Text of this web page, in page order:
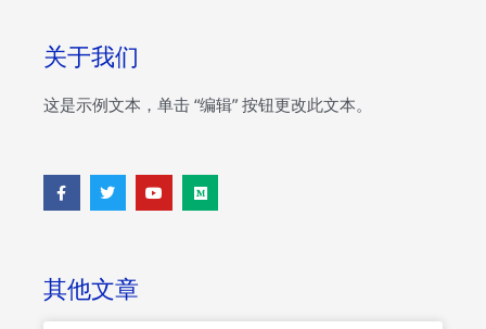
关于我们
这是示例文本，单击 “编辑” 按钮更改此文本。
F
a
c
k
-
f
T
w
i
Y
o
u
M
e
d
其他文章